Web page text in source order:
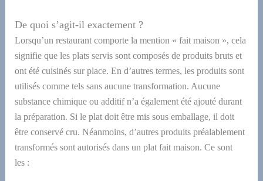
De quoi s’agit-il exactement ?
Lorsqu’un restaurant comporte la mention « fait maison », cela
signifie que les plats servis sont composés de produits bruts et
ont été cuisinés sur place. En d’autres termes, les produits sont
utilisés comme tels sans aucune transformation. Aucune
substance chimique ou additif n’a également été ajouté durant
la préparation. Si le plat doit être mis sous emballage, il doit
être conservé cru. Néanmoins, d’autres produits préalablement
transformés sont autorisés dans un plat fait maison. Ce sont
les :